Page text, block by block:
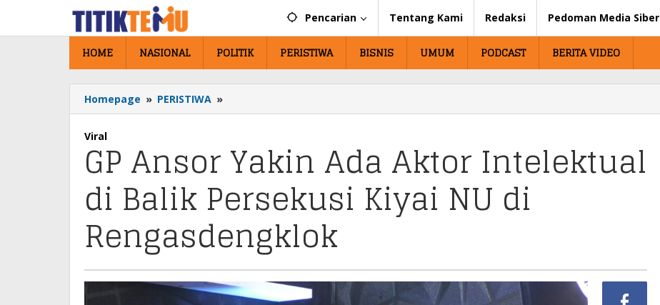
konten
Pencarian Tentang Kami Redaksi Pedoman Media Siber
HOME NASIONAL POLITIK PERISTIWA BISNIS UMUM PODCAST BERITA VIDEO
Homepage » PERISTIWA »
Ansor
Aktor
Intelektual
di
Balik
Kiyai
NU
Rengasdengklok
Viral
GP Ansor Yakin Ada Aktor Intelektual
di Balik Persekusi Kiyai NU di
Rengasdengklok